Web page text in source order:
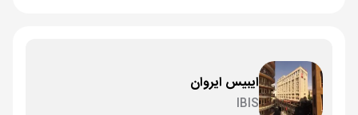
ایبیس ایروان
IBIS